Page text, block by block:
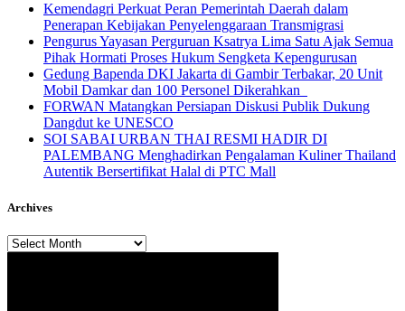
Kemendagri Perkuat Peran Pemerintah Daerah dalam
Penerapan Kebijakan Penyelenggaraan Transmigrasi
Pengurus Yayasan Perguruan Ksatrya Lima Satu Ajak Semua
Pihak Hormati Proses Hukum Sengketa Kepengurusan
Gedung Bapenda DKI Jakarta di Gambir Terbakar, 20 Unit
Mobil Damkar dan 100 Personel Dikerahkan
FORWAN Matangkan Persiapan Diskusi Publik Dukung
Dangdut ke UNESCO
SOI SABAI URBAN THAI RESMI HADIR DI
PALEMBANG Menghadirkan Pengalaman Kuliner Thailand
Autentik Bersertifikat Halal di PTC Mall
Archives
Archives